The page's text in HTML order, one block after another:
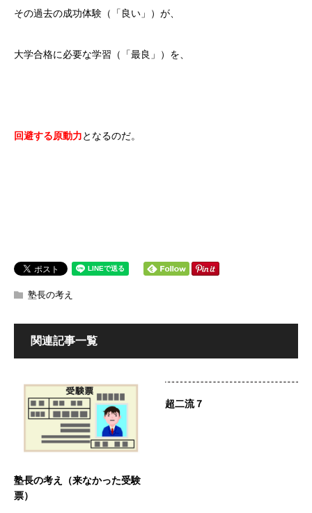
その過去の成功体験（「良い」）が、
大学合格に必要な学習（「最良」）を、
回避する原動力となるのだ。
塾長の考え
関連記事一覧
塾長の考え（来なかった受験
票）
超二流７